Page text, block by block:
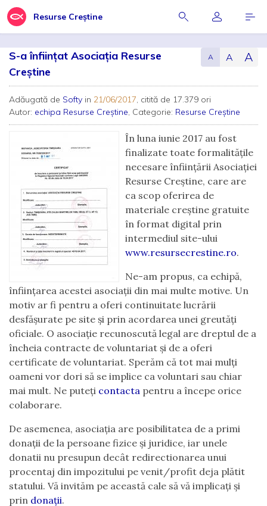
Resurse Creștine
S-a înființat Asociația Resurse
Creștine
A A A
Adăugată de Softy in 21/06/2017, citită de 17.379 ori
Autor: echipa Resurse Creștine, Categorie: Resurse Creștine
În luna iunie 2017 au fost
finalizate toate formalitățile
necesare înființării Asociației
Resurse Creștine, care are
ca scop oferirea de
materiale creștine gratuite
în format digital prin
intermediul site-ului
www.resursecrestine.ro.
Ne-am propus, ca echipă,
înființarea acestei asociații din mai multe motive. Un
motiv ar fi pentru a oferi continuitate lucrării
desfășurate pe site și prin acordarea unei greutăți
oficiale. O asociație recunoscută legal are dreptul de a
încheia contracte de voluntariat și de a oferi
certificate de voluntariat. Sperăm că tot mai mulți
oameni vor dori să se implice ca voluntari sau chiar
mai mult. Ne puteți contacta pentru a începe orice
colaborare.
De asemenea, asociația are posibilitatea de a primi
donații de la persoane fizice și juridice, iar unele
donatii nu presupun decât redirectionarea unui
procentaj din impozitului pe venit/profit deja plătit
statului. Vă invităm pe această cale să vă implicați și
prin donații.